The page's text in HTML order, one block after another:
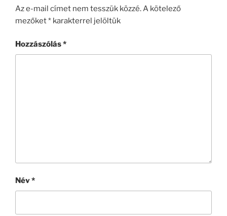
Az e-mail címet nem tesszük közzé. A kötelező
mezőket* karakterrel jelöltük
Hozzászólás*
Név*